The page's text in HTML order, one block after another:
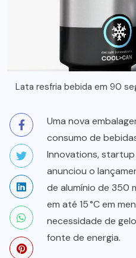
Lata resfria bebida em 90
Uma nova
consumo de
Innovations,
anunciou o
de alumínio de 350
em até 15 °C em
necessidade de
fonte de energia.